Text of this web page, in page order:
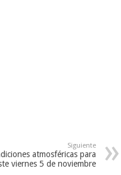
Siguiente
atmosféricas para
viernes 5 de noviembre